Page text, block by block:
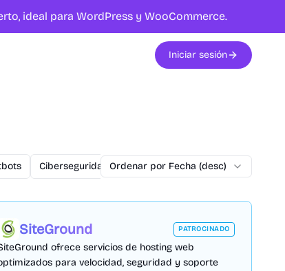
ideal para WordPress y WooCommerce.
Iniciar sesión
Ciberseguridad commercetools Conversiones
Ordenar por Fecha (desc)
SiteGround PATROCINADO
ofrece servicios de hosting web
para velocidad, seguridad y soporte